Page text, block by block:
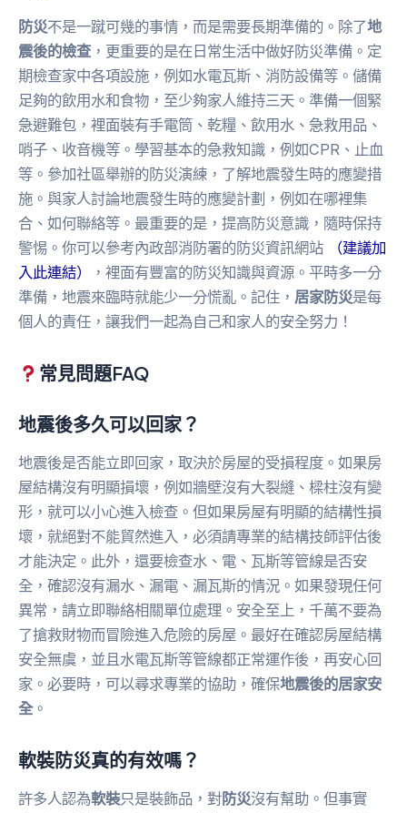
防災不是一蹴可幾的事情，而是需要長期準備的。除了地
震後的檢查 ，更重要的是在日常生活中做好防災準備。定
期檢查家中各項設施，例如水電瓦斯、消防設備等。儲備
足夠的飲用水和食物，至少夠家人維持三天。準備一個緊
急避難包，裡面裝有手電筒、乾糧、飲用水、急救用品、
哨子、收音機等。學習基本的急救知識，例如CPR、止血
等。參加社區舉辦的防災演練，了解地震發生時的應變措
施。與家人討論地震發生時的應變計劃，例如在哪裡集
合、如何聯絡等。最重要的是，提高防災意識，隨時保持
警惕。你可以參考內政部消防署的防災資訊網站
（建議加
入此連結）
，裡面有豐富的防災知識與資源。平時多一分
準備，地震來臨時就能少一分慌亂。記住， 居家防災是每
個人的責任，讓我們一起為自己和家人的安全努力！
常見問題FAQ
地震後多久可以回家？
地震後是否能立即回家，取決於房屋的受損程度。如果房
屋結構沒有明顯損壞，例如牆壁沒有大裂縫、樑柱沒有變
形，就可以小心進入檢查。但如果房屋有明顯的結構性損
壞，就絕對不能貿然進入，必須請專業的結構技師評估後
才能決定。此外，還要檢查水、電、瓦斯等管線是否安
全，確認沒有漏水、漏電、漏瓦斯的情況。如果發現任何
異常，請立即聯絡相關單位處理。安全至上，千萬不要為
了搶救財物而冒險進入危險的房屋。最好在確認房屋結構
安全無虞，並且水電瓦斯等管線都正常運作後，再安心回
家。必要時，可以尋求專業的協助，確保地震後的居家安
全。
軟裝防災真的有效嗎？
許多人認為軟裝只是裝飾品，對防災沒有幫助。但事實